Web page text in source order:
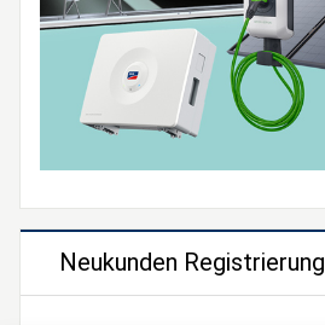
Neukunden Registrierung